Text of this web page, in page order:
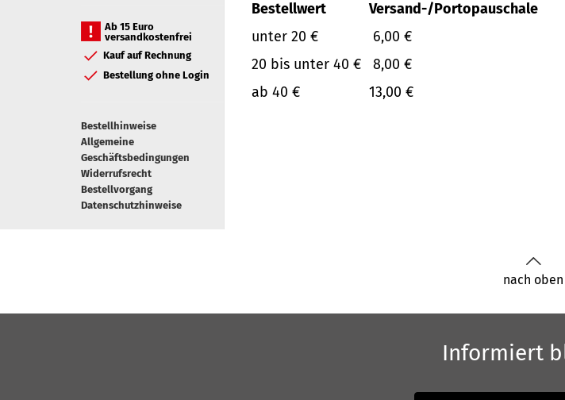
Ab 15 Euro
versandkostenfrei
Kauf auf Rechnung
Bestellung ohne Login
Bestellhinweise
Allgemeine
Geschäftsbedingungen
Widerrufsrecht
Bestellvorgang
Datenschutzhinweise
Bestellwert
Versand-/Portopauschale
unter 20 €
6,00 €
20 bis unter 40 €
8,00 €
ab 40 €
13,00 €
nach oben
Informiert